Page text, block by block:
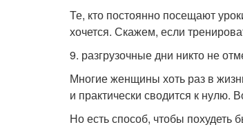
Те, кто постоянно посещают
хочется. Скажем, если
9. разгрузочные дни никто не
Многие женщины хоть раз в
и практически сводится к нулю.
Но есть способ, чтобы похудеть